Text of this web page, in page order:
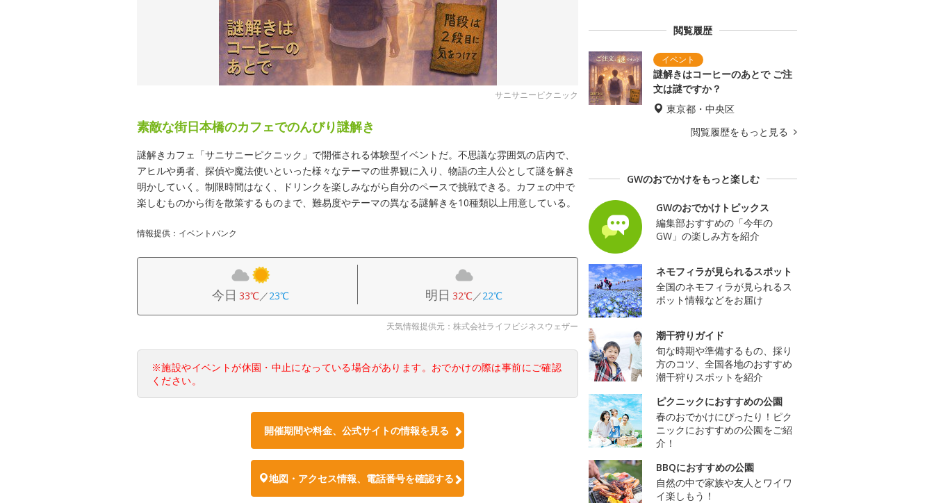
サニサニーピクニック
素敵な街日本橋のカフェでのんびり謎解き
謎解きカフェ「サニサニーピクニック」で開催される体験型イベントだ。不思議な雰囲気の店内で、
アヒルや勇者、探偵や魔法使いといった様々なテーマの世界観に入り、物語の主人公として謎を解き
明かしていく。制限時間はなく、ドリンクを楽しみながら自分のペースで挑戦できる。カフェの中で
楽しむものから街を散策するものまで、難易度やテーマの異なる謎解きを10種類以上用意している。
情報提供：イベントバンク
今日 33℃／23℃ 明日 32℃／22℃
天気情報提供元：株式会社ライフビジネスウェザー
※施設やイベントが休園・中止になっている場合があります。おでかけの際は事前にご確認
ください。
開催期間や料金、公式サイトの情報を見る
地図・アクセス情報、電話番号を確認する
閲覧履歴
謎解きはコーヒーのあとで ご注
文は謎ですか？
東京都・中央区
閲覧履歴をもっと見る
GWのおでかけをもっと楽しむ
GWのおでかけトピックス
編集部おすすめの「今年の
GW」の楽しみ方を紹介
ネモフィラが見られるスポット
全国のネモフィラが見られるス
ポット情報などをお届け
潮干狩りガイド
旬な時期や準備するもの、採り
方のコツ、全国各地のおすすめ
潮干狩りスポットを紹介
ピクニックにおすすめの公園
春のおでかけにぴったり！ピク
ニックにおすすめの公園をご紹
介！
BBQにおすすめの公園
自然の中で家族や友人とワイワ
イ楽しもう！